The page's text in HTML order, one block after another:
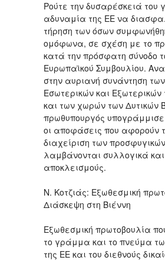
Ρούτε την δυσαρέσκειά του
αδυναμία της ΕΕ να
τήρηση των όσων
ομόφωνα, σε σχέση με το
κατά την πρόσφατη σύνοδο
Ευρωπαϊκού Συμβουλίου.
στην αυριανή συνάντηση
Εσωτερικών και Εξωτερικών
και των χωρών των Δυτικών
πρωθυπουργός
οι αποφάσεις που αφορούν
διαχείριση των
λαμβάνονται συλλογικά
αποκλεισμούς.
Ν. Κοτζιάς: Εξωθεσμική
Διάσκεψη στη Βιέννη
Εξωθεσμική πρωτοβουλία
το γράμμα και το πνεύμα
της ΕΕ και του διεθνούς